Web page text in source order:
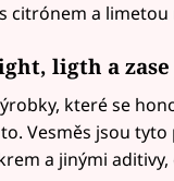
citrónem a
ligth a
které se
Vesměs jsou
a jinými